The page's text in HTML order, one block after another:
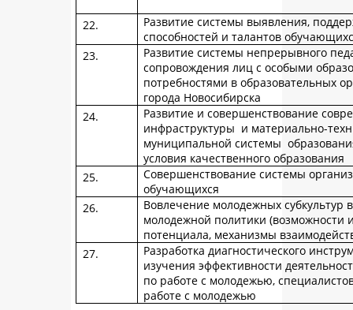
Развитие системы выявления,
способностей и талантов
Развитие системы непрерывного
сопровождения лиц с особыми
потребностями в образовательных
города Новосибирска
Развитие и совершенствование
инфраструктуры и материально-
муниципальной системы
условия качественного образования
Совершенствование системы
обучающихся
Вовлечение молодежных субкультур
молодежной политики (возможности
потенциала, механизмы
Разработка диагностического
изучения эффективности
по работе с молодежью,
работе с молодежью